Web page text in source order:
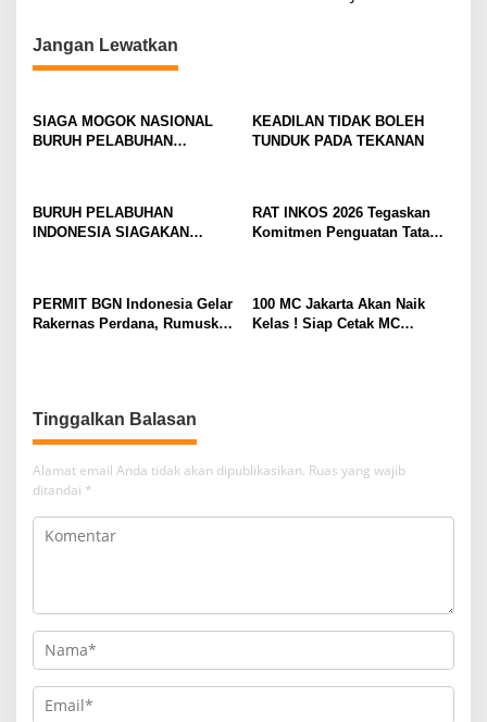
a
i
p
s
Jangan Lewatkan
SIAGA MOGOK NASIONAL
BURUH PELABUHAN
KONSOLIDASI LINTAS
ELEMEN DEWAN BURUH
KEADILAN TIDAK BOLEH
TUNDUK PADA TEKANAN
BURUH PELABUHAN
INDONESIA SIAGAKAN
RAT INKOS 2026 Tegaskan
Komitmen Penguatan Tata
– 2031
PERMIT BGN Indonesia Gelar
Rakernas Perdana, Rumuskan
100 MC Jakarta Akan Naik
Kelas ! Siap Cetak MC
Tinggalkan Balasan
Alamat email Anda tidak akan dipublikasikan. Ruas yang wajib
ditandai *